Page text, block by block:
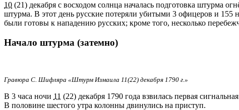
10 (21) декабря с восходом солнца началась подготовка штурма
штурма. В этот день русские потеряли убитыми 3 офицеров и
были готовы к нападению русских; кроме того, несколько
Начало штурма (затемно)
Гравюра С. Шифляра «Штурм Измаила 11(22) декабря 1790 г.»
В 3 часа ночи 11 (22) декабря 1790 года взвилась первая
В половине шестого утра колонны двинулись на приступ.